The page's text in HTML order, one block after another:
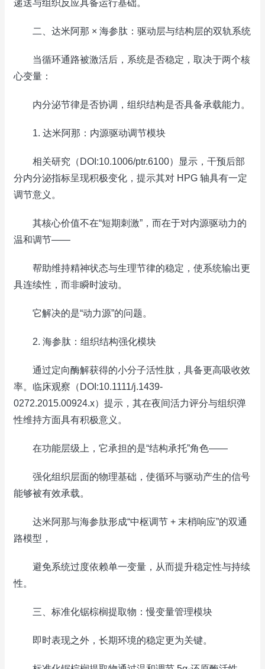
递送与组织反应具备运行基础。
二、达米阿那 × 海参肽：驱动层与结构层的双轨系统
当循环通路被激活后，系统是否稳定，取决于两个核
心变量：
内分泌节律是否协调，组织结构是否具备承载能力。
1. 达米阿那：内源驱动调节模块
相关研究（DOI:10.1006/ptr.6100）显示，干预后部
分内分泌指标呈现积极变化，提示其对 HPG 轴具有一定
调节意义。
其核心价值不在“短期刺激”，而在于对内源驱动力的
温和调节——
帮助维持精神状态与生理节律的稳定，使系统输出更
具连续性，而非瞬时波动。
它解决的是“动力源”的问题。
2. 海参肽：组织结构强化模块
通过定向酶解获得的小分子活性肽，具备更高吸收效
率。临床观察（DOI:10.1111/j.1439-
0272.2015.00924.x）提示，其在夜间活力评分与组织弹
性维持方面具有积极意义。
在功能层级上，它承担的是“结构承托”角色——
强化组织层面的物理基础，使循环与驱动产生的信号
能够被有效承载。
达米阿那与海参肽形成“中枢调节 + 末梢响应”的双通
路模型，
避免系统过度依赖单一变量，从而提升稳定性与持续
性。
三、标准化锯棕榈提取物：慢变量管理模块
即时表现之外，长期环境的稳定更为关键。